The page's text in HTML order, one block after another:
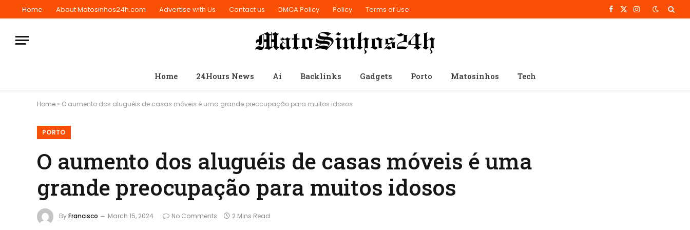
Home About Matosinhos24h.com Advertise with Us Contact us DMCA Policy Policy Terms of Use Facebook
X
Instagram
Home 24Hours News Ai Backlinks Gadgets Porto Matosinhos Tech
Home » O aumento dos aluguéis de casas móveis é uma grande preocupação para muitos idosos
PORTO
O aumento dos aluguéis de casas móveis é uma
grande preocupação para muitos idosos
ByFrancisco March 15, 2024 No Comments 2 Mins Read